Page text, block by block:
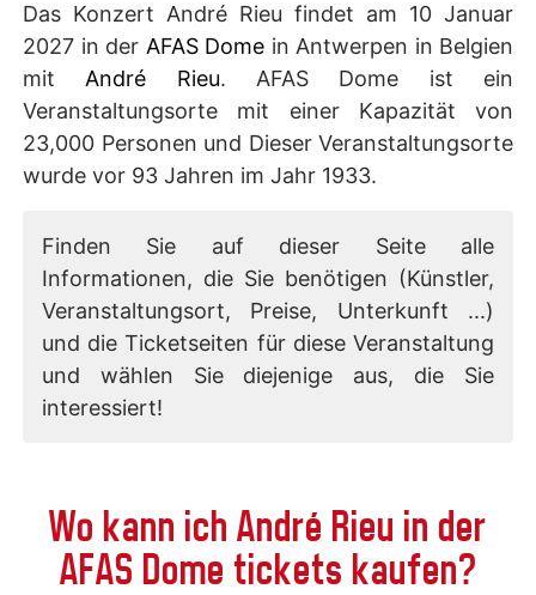
Das Konzert André Rieu findet am 10 Januar
2027 in der AFAS Dome in Antwerpen in Belgien
mitAndré Rieu. AFAS Dome ist ein
Veranstaltungsorte mit einer Kapazität von
23,000 Personen und Dieser Veranstaltungsorte
wurde vor 93 Jahren im Jahr 1933.
Finden Sie auf dieser Seite alle
Informationen, die Sie benötigen (Künstler,
Veranstaltungsort, Preise, Unterkunft ...)
und die Ticketseiten für diese Veranstaltung
und wählen Sie diejenige aus, die Sie
interessiert!
Wo kann ich André Rieu in der
AFAS Dome tickets kaufen?